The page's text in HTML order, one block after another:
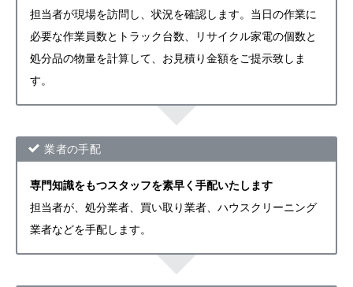
担当者が現場を訪問し、状況を確認します。当日の作業に
必要な作業員数とトラック台数、リサイクル家電の個数と
処分品の物量を計算して、お見積り金額をご提示致しま
す。
業者の手配
専門知識をもつスタッフを素早く手配いたします
担当者が、処分業者、買い取り業者、ハウスクリーニング
業者などを手配します。